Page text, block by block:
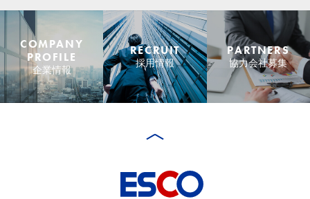
COMPANY
PROFILE
企業情報
RECRUIT
採用情報
PARTNERS
協力会社募集